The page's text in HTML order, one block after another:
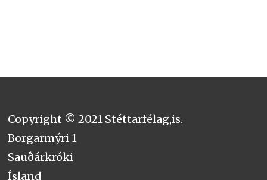
Copyright © 2021 Stéttarfélag,is.
Borgarmýri 1
Sauðárkróki
Ísland